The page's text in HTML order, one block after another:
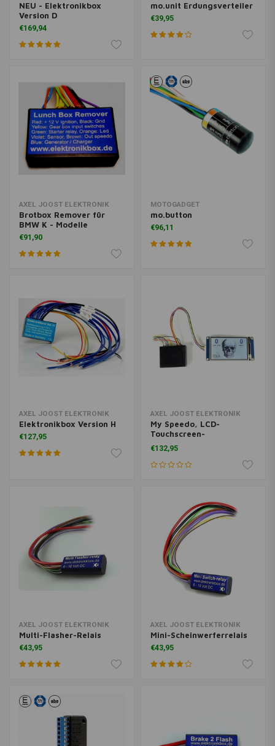
NEU - Elektronikbox
Version D
€169,94
mo.unit Erdungsverteiler
€39,95
AXEL JOOST ELEKTRONIK
Brotbox Remover für
BMW K - Modelle
€91,90
MOTOGADGET
mo.button
€96,11
AXEL JOOST ELEKTRONIK
Elektronikbox Version H
€127,95
AXEL JOOST ELEKTRONIK
My Speedo, LCD-
Touchscreen-
Drehzahlmesser
€132,95
AXEL JOOST ELEKTRONIK
Multi-Flasher-Relais
€43,95
AXEL JOOST ELEKTRONIK
Mini-Scheinwerferrelais
€43,95